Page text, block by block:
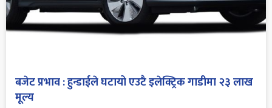
बजेट प्रभाव : हुन्डाईले घटायो एउटै इलेक्ट्रिक गाडीमा २३ लाख
मूल्य